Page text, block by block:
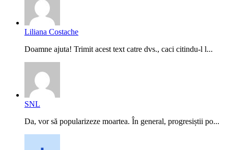
Liliana Costache
Doamne ajuta! Trimit acest text catre dvs., caci citindu-l l...
SNL
Da, vor să popularizeze moartea. În general, progresiștii po...